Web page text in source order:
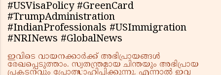
#USVisaPolicy #GreenCard
#TrumpAdministration
#IndianProfessionals #USImmigration
#NRINews #GlobalNews
ഇവിടെ വായനക്കാർക്ക് അഭിപ്രായങ്ങൾ
രേഖപ്പെടുത്താം. സ്വതന്ത്രമായ ചിന്തയും അഭിപ്രായ
പ്രകടനവും പ്രോത്സാഹിപ്പിക്കുന്നു. എന്നാൽ ഇവ